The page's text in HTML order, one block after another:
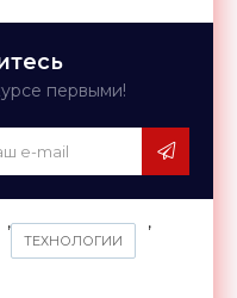
первыми!
,
ТЕХНОЛОГИИ
,